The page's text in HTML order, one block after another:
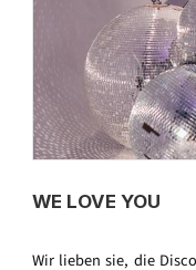
WE LOVE YOU
Wir lieben sie, die